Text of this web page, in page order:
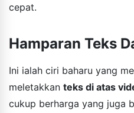
cepat.
Hamparan Teks
Ini ialah ciri baharu yang
meletakkan teks di atas
cukup berharga yang juga